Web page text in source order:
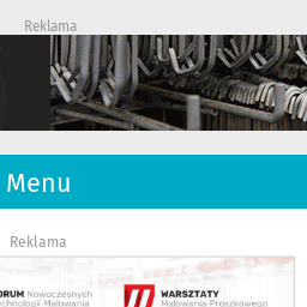
Reklama
Menu
Reklama